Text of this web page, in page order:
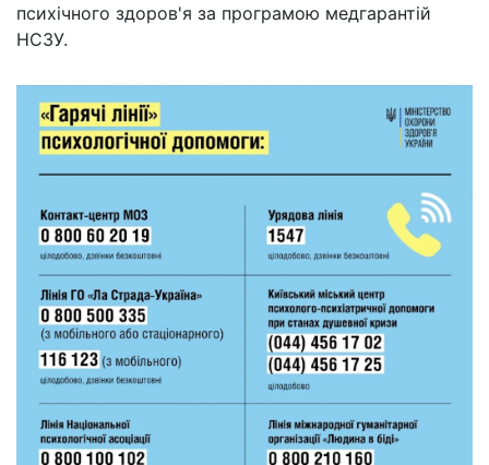
психічного здоров'я за програмою медгарантій
НСЗУ.